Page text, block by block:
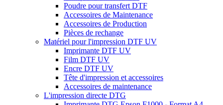
Poudre pour transfert DTF
Accessoires de Maintenance
Accessoires de Production
Pièces de rechange
Matériel pour l'impression DTF UV
Imprimante DTF UV
Film DTF UV
Encre DTF UV
Tête d'impression et accessoires
Accessoires de maintenance
L'impression directe DTG